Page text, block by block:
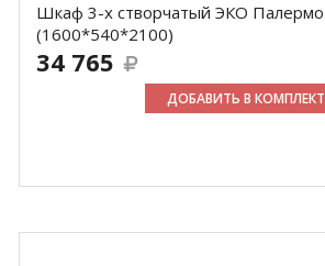
Шкаф 3-х створчатый ЭКО Палермо
(1600*540*2100)
34 765
ДОБАВИТЬ В КОМПЛЕКТ